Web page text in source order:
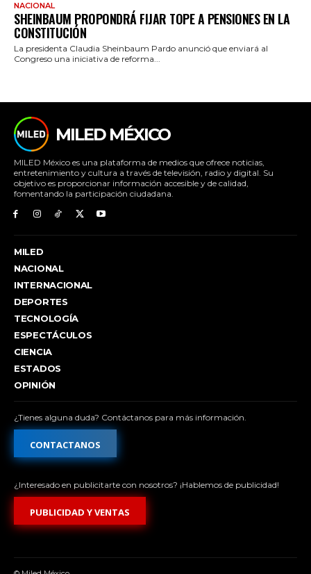
NACIONAL
SHEINBAUM PROPONDRÁ FIJAR TOPE A PENSIONES EN LA
CONSTITUCIÓN
La presidenta Claudia Sheinbaum Pardo anunció que enviará al
Congreso una iniciativa de reforma...
MILED MÉXICO
MILED México es una plataforma de medios que ofrece noticias,
entretenimiento y cultura a través de televisión, radio y digital. Su
objetivo es proporcionar información accesible y de calidad,
fomentando la participación ciudadana.
MILED
NACIONAL
INTERNACIONAL
DEPORTES
TECNOLOGÍA
ESPECTÁCULOS
CIENCIA
ESTADOS
OPINIÓN
¿Tienes alguna duda? Contáctanos para más información.
CONTACTANOS
¿Interesado en publicitarte con nosotros? ¡Hablemos de publicidad!
PUBLICIDAD Y VENTAS